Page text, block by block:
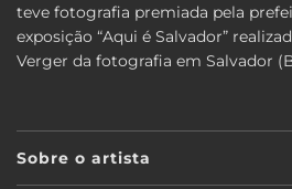
teve fotografia premiada pela
exposição “Aqui é Salvador”
Verger da fotografia em Salvador
Sobre o artista